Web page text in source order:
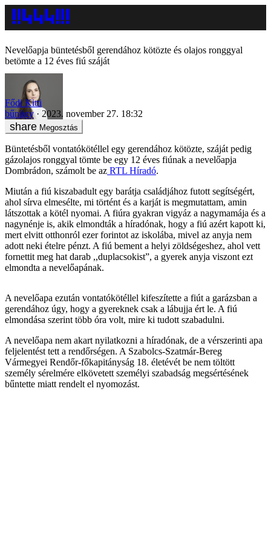
Nevelőapja büntetésből gerendához kötözte és olajos ronggyal
betömte a 12 éves fiú száját
Fődi Kitti
bűnügy
2023. november 27. 18:32
Megosztás
Büntetésből vontatókötéllel egy gerendához kötözte, száját pedig
gázolajos ronggyal tömte be egy 12 éves fiúnak a nevelőapja
Dombrádon, számolt be az RTL Híradó.
Miután a fiú kiszabadult egy barátja családjához futott segítségért,
ahol sírva elmesélte, mi történt és a karját is megmutattam, amin
látszottak a kötél nyomai. A fiúra gyakran vigyáz a nagymamája és a
nagynénje is, akik elmondták a híradónak, hogy a fiú azért kapott ki,
mert elvitt otthonról ezer forintot az iskolába, mivel az anyja nem
adott neki ételre pénzt. A fiú bement a helyi zöldségeshez, ahol vett
fornettit meg hat darab ,,duplacsokist”, a gyerek anyja viszont ezt
elmondta a nevelőapának.
A nevelőapa ezután vontatókötéllel kifeszítette a fiút a garázsban a
gerendához úgy, hogy a gyereknek csak a lábujja ért le. A fiú
elmondása szerint több óra volt, mire ki tudott szabadulni.
A nevelőapa nem akart nyilatkozni a híradónak, de a vérszerinti apa
feljelentést tett a rendőrségen. A Szabolcs-Szatmár-Bereg
Vármegyei Rendőr-főkapitányság 18. életévét be nem töltött
személy sérelmére elkövetett személyi szabadság megsértésének
bűntette miatt rendelt el nyomozást.